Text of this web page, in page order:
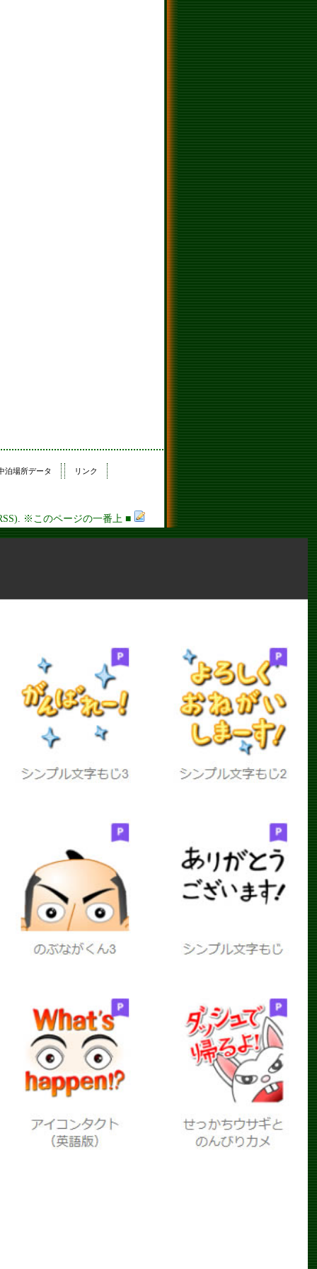
泊場所データ リンク
※このページの一番上 ■